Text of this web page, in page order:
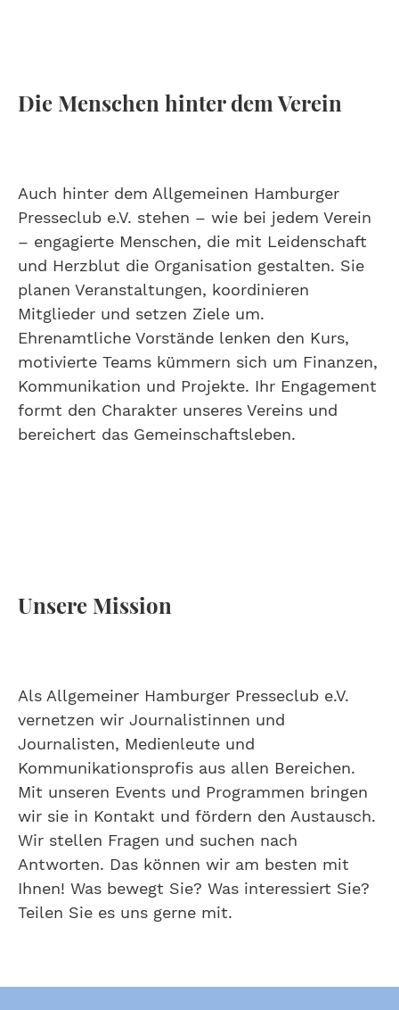
Die Menschen hinter dem Verein
Auch hinter dem Allgemeinen Hamburger
Presseclub e.V. stehen – wie bei jedem Verein
– engagierte Menschen, die mit Leidenschaft
und Herzblut die Organisation gestalten. Sie
planen Veranstaltungen, koordinieren
Mitglieder und setzen Ziele um.
Ehrenamtliche Vorstände lenken den Kurs,
motivierte Teams kümmern sich um Finanzen,
Kommunikation und Projekte. Ihr Engagement
formt den Charakter unseres Vereins und
bereichert das Gemeinschaftsleben.
Unsere Mission
Als Allgemeiner Hamburger Presseclub e.V.
vernetzen wir Journalistinnen und
Journalisten, Medienleute und
Kommunikationsprofis aus allen Bereichen.
Mit unseren Events und Programmen bringen
wir sie in Kontakt und fördern den Austausch.
Wir stellen Fragen und suchen nach
Antworten. Das können wir am besten mit
Ihnen! Was bewegt Sie? Was interessiert Sie?
Teilen Sie es uns gerne mit.